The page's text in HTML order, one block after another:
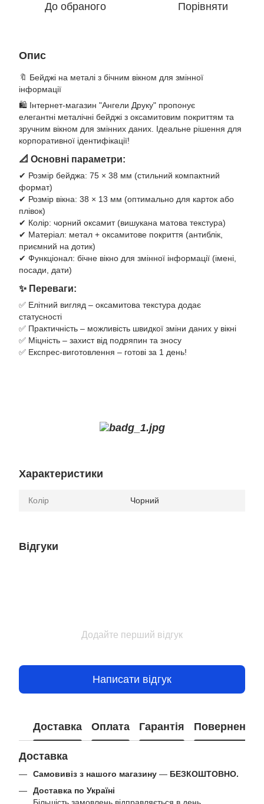
До обраного Порівняти
Опис
🔖 Бейджі на металі з бічним вікном для змінної
інформації
🛍️ Інтернет-магазин "Ангели Друку" пропонує
елегантні металічні бейджі з оксамитовим покриттям та
зручним вікном для змінних даних. Ідеальне рішення для
корпоративної ідентифікації!
📐 Основні параметри:
✔ Розмір бейджа: 75 × 38 мм (стильний компактний
формат)
✔ Розмір вікна: 38 × 13 мм (оптимально для карток або
плівок)
✔ Колір: чорний оксамит (вишукана матова текстура)
✔ Матеріал: метал + оксамитове покриття (антиблік,
приємний на дотик)
✔ Функціонал: бічне вікно для змінної інформації (імені,
посади, дати)
✨ Переваги:
✅ Елітний вигляд – оксамитова текстура додає
статусності
✅ Практичність – можливість швидкої зміни даних у вікні
✅ Міцність – захист від подряпин та зносу
✅ Експрес-виготовлення – готові за 1 день!
Характеристики
Колір Чорний
Відгуки
Додайте перший відгук
Написати відгук
Доставка Оплата Гарантія Повернення
Доставка
Самовивіз з нашого магазину — БЕЗКОШТОВНО.
Доставка по Україні